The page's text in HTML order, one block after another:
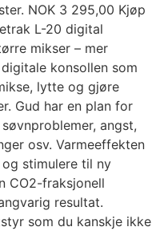
NOK 3 295,00 Kjøp
L-20 digital
mikser – mer
konsollen som
lytte og gjøre
Gud har en plan for
angst,
osv. Varmeeffekten
stimulere til ny
CO2-fraksjonell
resultat.
som du kanskje ikke